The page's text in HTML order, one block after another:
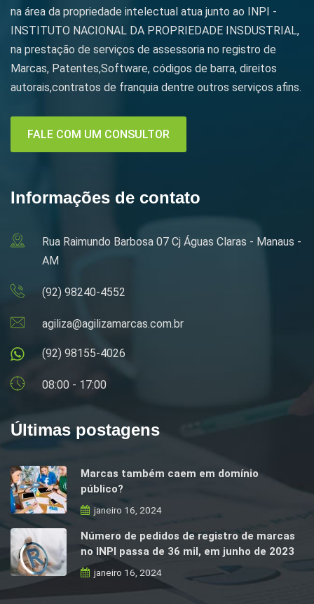
na área da propriedade intelectual atua junto ao INPI -
INSTITUTO NACIONAL DA PROPRIEDADE INSDUSTRIAL,
na prestação de serviços de assessoria no registro de
Marcas, Patentes,Software, códigos de barra, direitos
autorais,contratos de franquia dentre outros serviços afins.
FALE COM UM CONSULTOR
Informações de contato
Rua Raimundo Barbosa 07 Cj Águas Claras - Manaus -
AM
(92) 98240-4552
agiliza@agilizamarcas.com.br
(92) 98155-4026
08:00 - 17:00
Últimas postagens
Marcas também caem em domínio
público?
janeiro 16, 2024
Número de pedidos de registro de marcas
no INPI passa de 36 mil, em junho de 2023
janeiro 16, 2024